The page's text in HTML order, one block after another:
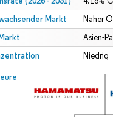
Markt Naher
Asien-
Niedrig
Intelligence. Wiederverwendung
gemäß CC BY 4.0.